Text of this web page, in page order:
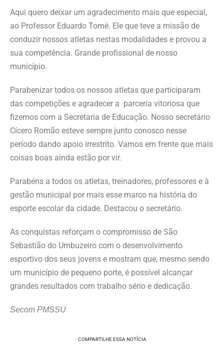
Aqui quero deixar um agradecimento mais que especial,
ao Professor Eduardo Tomé. Ele que teve a missão de
conduzir nossos atletas nestas modalidades e provou a
sua competência. Grande profissional de nosso
município.
Parabenizar todos os nossos atletas que participaram
das competições e agradecer a parceria vitoriosa que
fizemos com a Secretaria de Educação. Nosso secretário
Cícero Romão esteve sempre junto conosco nesse
período dando apoio irrestrito. Vamos em frente que mais
coisas boas ainda estão por vir.
Parabéns a todos os atletas, treinadores, professores e à
gestão municipal por mais esse marco na história do
esporte escolar da cidade. Destacou o secretário.
As conquistas reforçam o compromisso de São
Sebastião do Umbuzeiro com o desenvolvimento
esportivo dos seus jovens e mostram que, mesmo sendo
um município de pequeno porte, é possível alcançar
grandes resultados com trabalho sério e dedicação.
Secom PMSSU
COMPARTILHE ESSA NOTÍCIA